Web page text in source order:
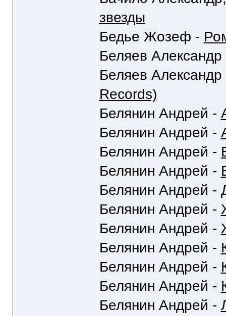
звезды
Бедье Жозеф -
Беляев
Беляев
Records)
Белянин Андрей -
Белянин Андрей -
Белянин Андрей -
Белянин Андрей -
Белянин Андрей -
Белянин Андрей -
Белянин Андрей -
Белянин Андрей -
Белянин Андрей -
Белянин Андрей -
Белянин Андрей -